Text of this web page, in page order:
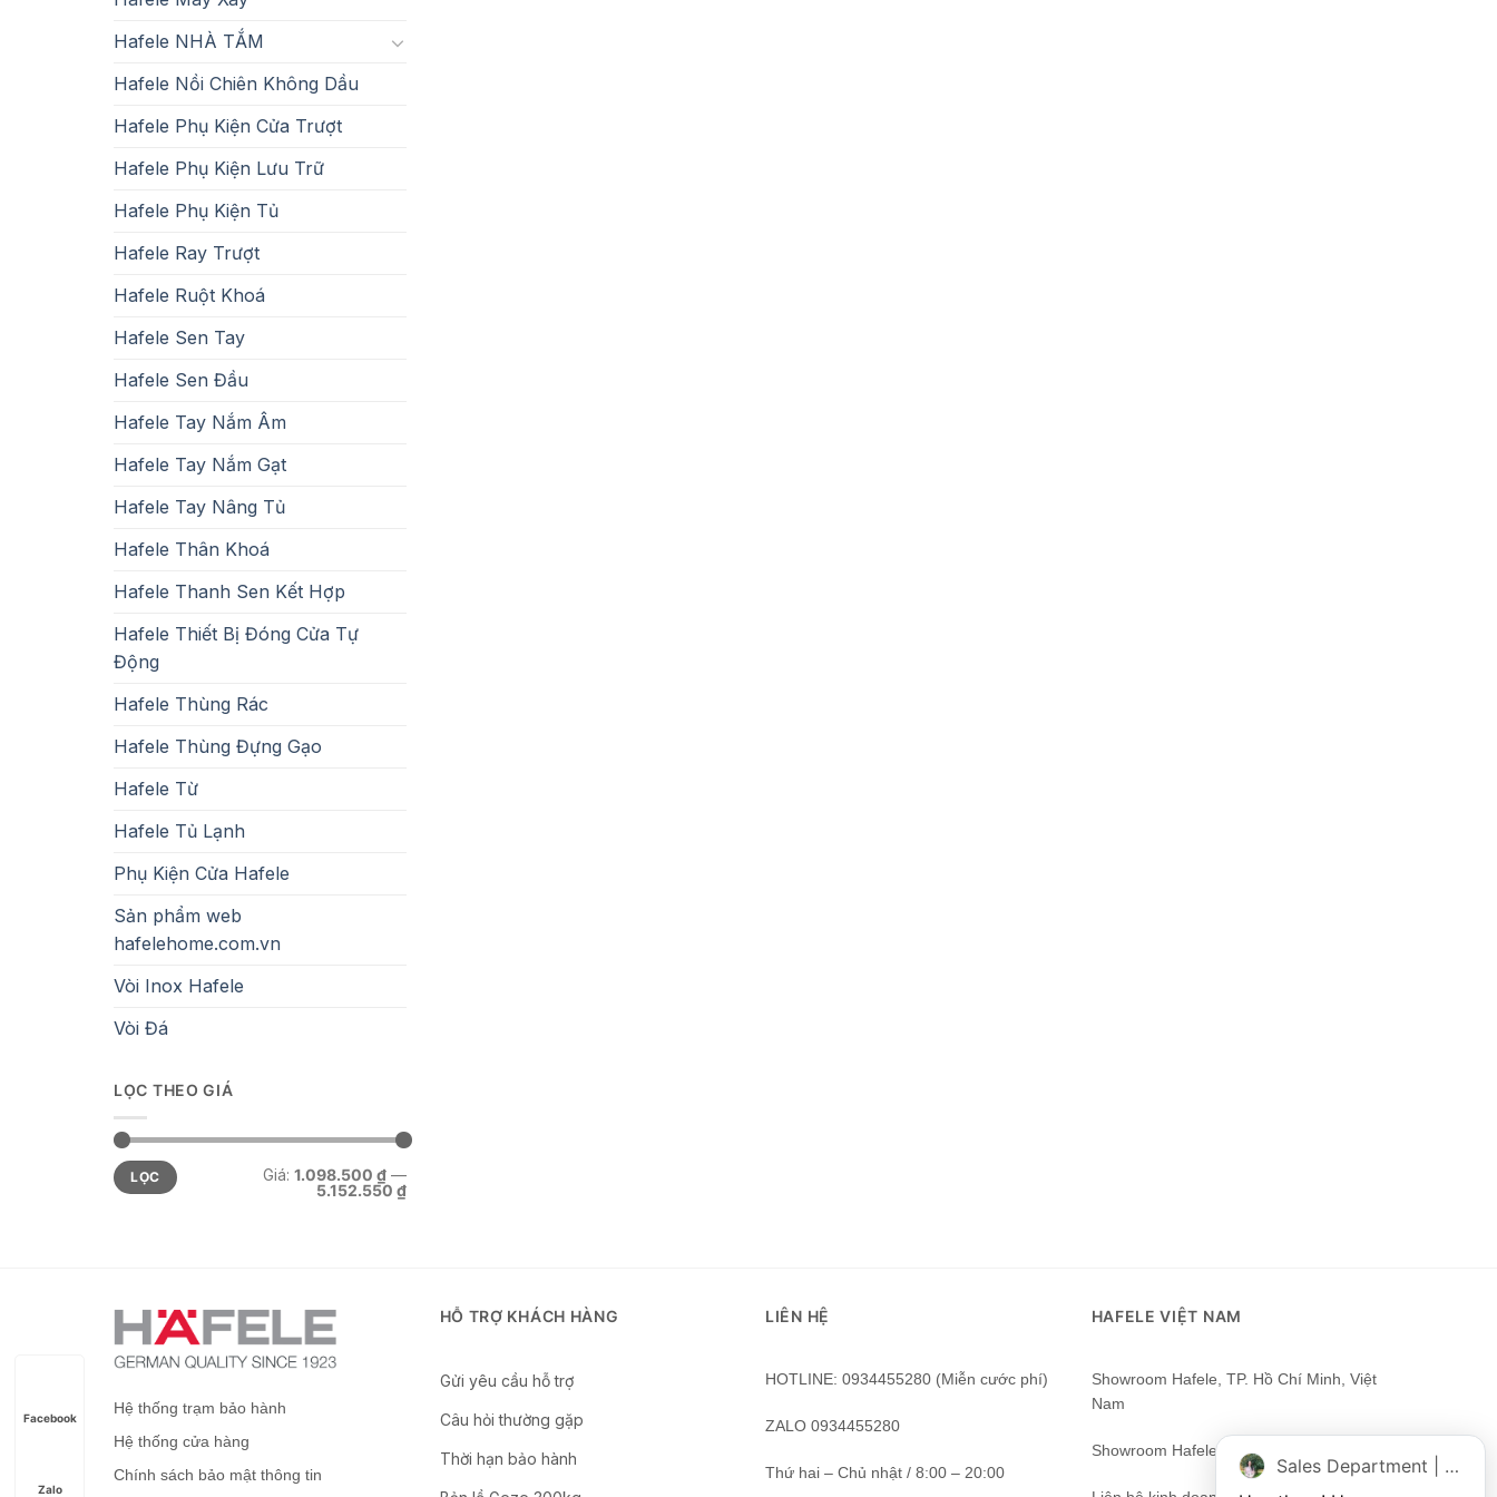
Hafele NHÀ TẮM
Hafele Nồi Chiên Không Dầu
Hafele Phụ Kiện Cửa Trượt
Hafele Phụ Kiện Lưu Trữ
Hafele Phụ Kiện Tủ
Hafele Ray Trượt
Hafele Ruột Khoá
Hafele Sen Tay
Hafele Sen Đầu
Hafele Tay Nắm Âm
Hafele Tay Nắm Gạt
Hafele Tay Nâng Tủ
Hafele Thân Khoá
Hafele Thanh Sen Kết Hợp
Hafele Thiết Bị Đóng Cửa Tự
Động
Hafele Thùng Rác
Hafele Thùng Đựng Gạo
Hafele Từ
Hafele Tủ Lạnh
Phụ Kiện Cửa Hafele
Sản phẩm web
hafelehome.com.vn
Vòi Inox Hafele
Vòi Đá
LỌC THEO GIÁ
Giá
thấp
nhất
Giá
cao
nhất
LỌC Giá: 1.098.500 ₫—
5.152.550 ₫
Hệ thống trạm bảo hành
Hệ thống cửa hàng
Chính sách bảo mật thông tin
HỖ TRỢ KHÁCH HÀNG
Gửi yêu cầu hỗ trợ
Câu hỏi thường gặp
Thời hạn bảo hành
LIÊN HỆ
HOTLINE: 0934455280 (Miễn cước phí)
ZALO 0934455280
Thứ hai – Chủ nhật / 8:00 – 20:00
HAFELE VIỆT NAM
Showroom Hafele, TP. Hồ Chí Minh, Việt
Nam
Showroom Hafele Hà Nội
Facebook
Zalo
Sales Department | Chat online